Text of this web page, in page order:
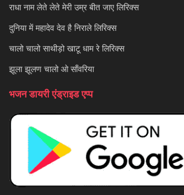
राधा नाम लेते लेते मेरी उम्र बीत जाए लिरिक्स
दुनिया में महादेव देव है निराले लिरिक्स
चालो चालो साथीड़ो खाटू धाम रे लिरिक्स
झूला झूलण चालो ओ साँवरिया
भजन डायरी एंड्राइड एप्प